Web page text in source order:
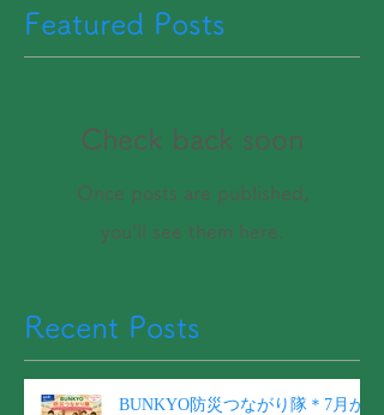
Featured Posts
Check back soon
Once posts are published,
you’ll see them here.
Recent Posts
BUNKYO防災つながり隊＊7月か